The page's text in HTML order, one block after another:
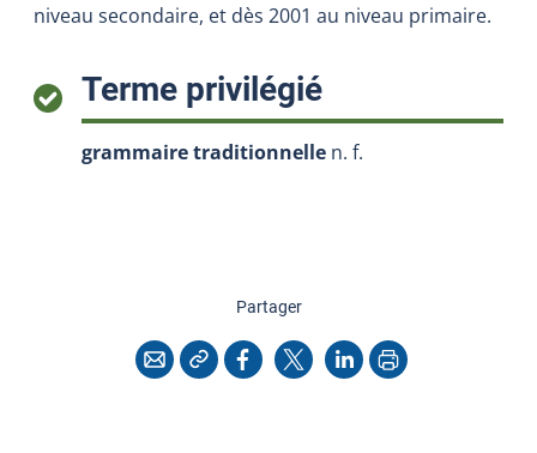
niveau secondaire, et dès 2001 au niveau primaire.
Terme privilégié:
grammaire traditionnelle n. f.
Partagercette page
CourrielCopier l'adresse
Facebook
X LinkedInImprimer